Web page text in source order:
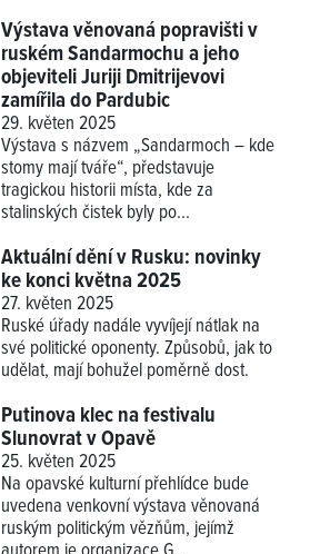
Výstava věnovaná popravišti v
ruském Sandarmochu a jeho
objeviteli Juriji Dmitrijevovi
zamířila do Pardubic
29. květen 2025
Výstava s názvem „Sandarmoch – kde
stomy mají tváře“, představuje
tragickou historii místa, kde za
stalinských čistek byly po...
Aktuální dění v Rusku: novinky
ke konci května 2025
27. květen 2025
Ruské úřady nadále vyvíjejí nátlak na
své politické oponenty. Způsobů, jak to
udělat, mají bohužel poměrně dost.
Putinova klec na festivalu
Slunovrat v Opavě
25. květen 2025
Na opavské kulturní přehlídce bude
uvedena venkovní výstava věnovaná
ruským politickým vězňům, jejímž